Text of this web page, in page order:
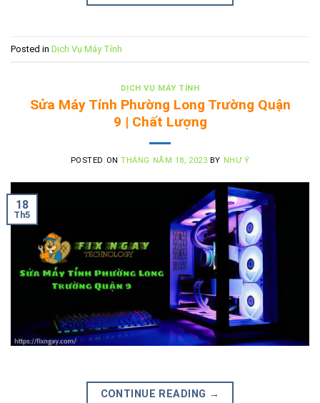
Posted in Dịch Vụ Máy Tính
DỊCH VỤ MÁY TÍNH
Sửa Máy Tính Phường Long Trường Quận
9 | Chất Lượng
POSTED ONTHÁNG NĂM 18, 2023 BY NHƯ Ý
18
Th5
CONTINUE READING →